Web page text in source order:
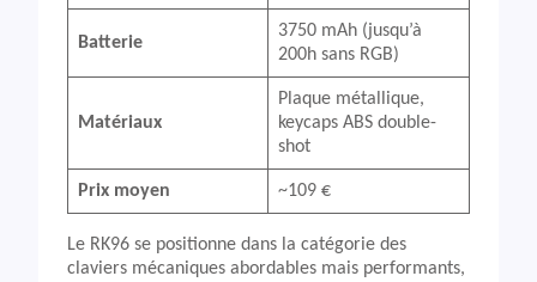
Batterie
3750 mAh (jusqu’à
200h sans RGB)
Matériaux
Plaque métallique,
keycaps ABS double-
shot
Prix moyen ~109 €
Le RK96 se positionne dans la catégorie des
claviers mécaniques abordables mais performants,